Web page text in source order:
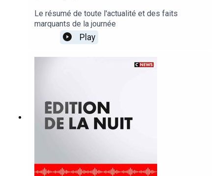
Le résumé de toute l'actualité et des faits
marquants de la journée
Play